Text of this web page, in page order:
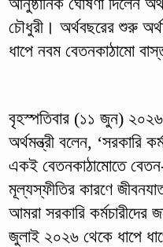
চৌধুরী। অর্থবছরের শুরু
ধাপে নবম বেতনকাঠামো
বৃহস্পতিবার (১১ জুন)
অর্থমন্ত্রী বলেন, ‘সরকারি
একই বেতনকাঠামোতে
মূল্যস্ফীতির কারণে
আমরা সরকারি
জুলাই ২০২৬ থেকে ধাপে